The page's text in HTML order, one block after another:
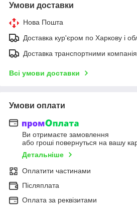
Умови доставки
Нова Пошта
Доставка кур'єром по Харкову і
Доставка транспортними
Всі умови доставки
Умови оплати
Ви отримаєте замовлення
або гроші повернуться на вашу
Детальніше
Оплатити частинами
Післяплата
Оплата за реквізитами